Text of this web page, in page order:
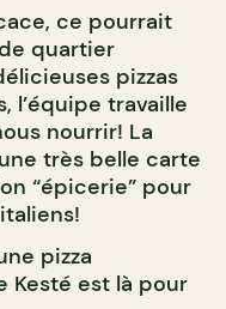
ce pourrait
quartier
pizzas
l’équipe travaille
nourrir! La
très belle carte
“épicerie” pour
pizza
Kesté est là pour